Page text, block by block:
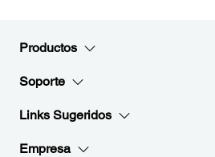
Productos
Soporte
Links Sugeridos
Empresa